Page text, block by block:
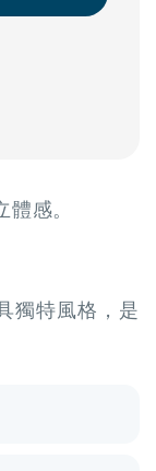
感。
獨特風格，是